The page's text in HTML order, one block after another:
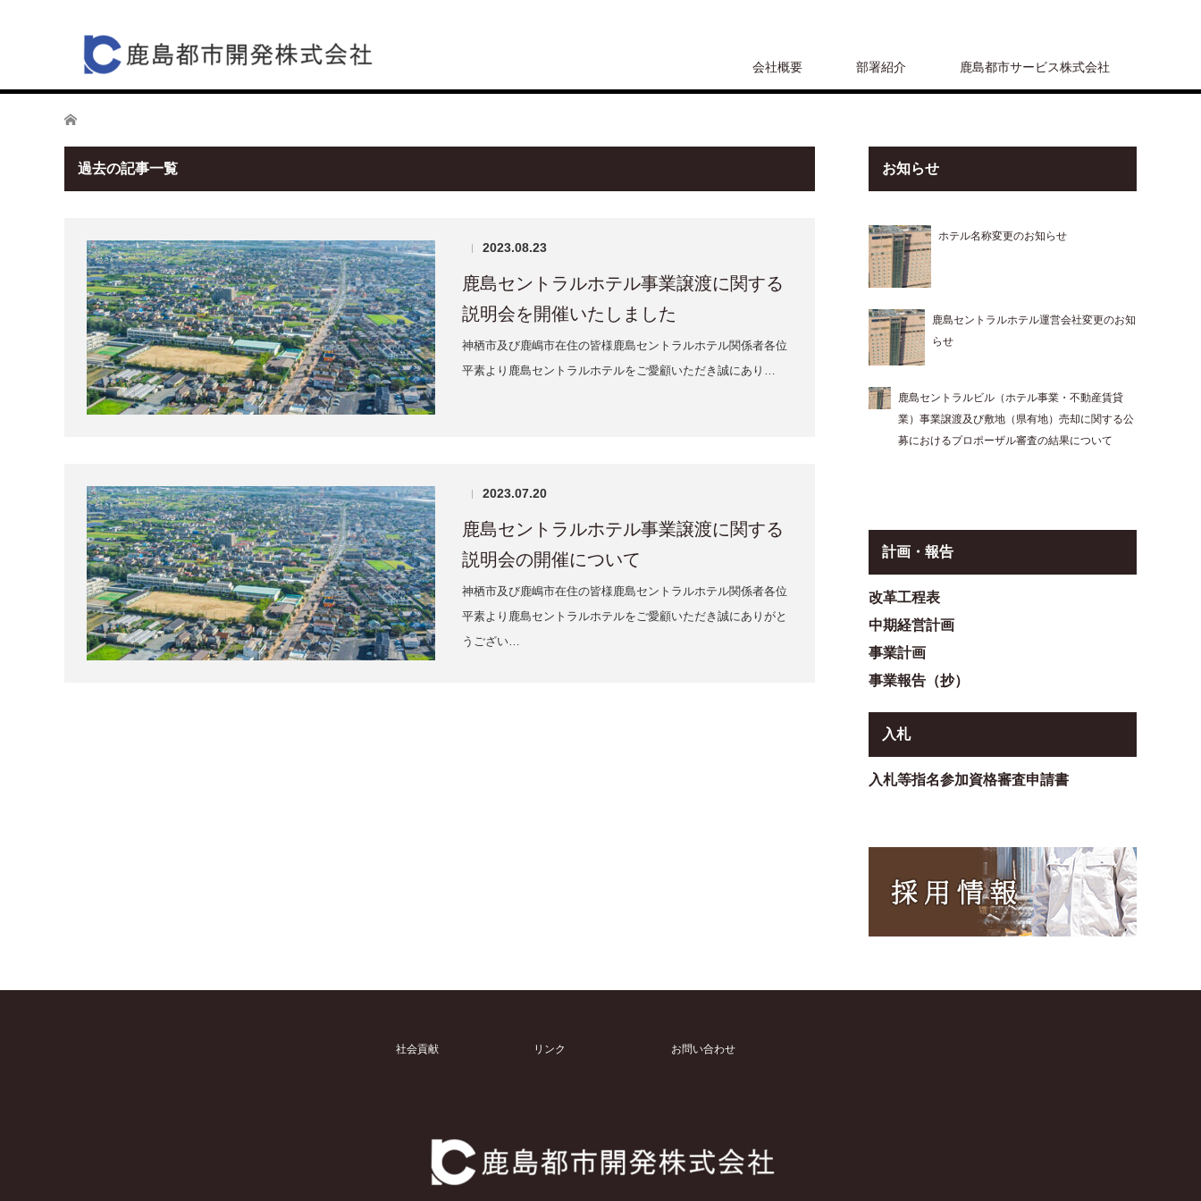
会社概要 部署紹介 鹿島都市サービス株式会社
ホーム
過去の記事一覧
| 2023.08.23
鹿島セントラルホテル事業譲渡に関する
説明会を開催いたしました
神栖市及び鹿嶋市在住の皆様鹿島セントラルホテル関係者各位
平素より鹿島セントラルホテルをご愛顧いただき誠にあり…
| 2023.07.20
鹿島セントラルホテル事業譲渡に関する
説明会の開催について
神栖市及び鹿嶋市在住の皆様鹿島セントラルホテル関係者各位
平素より鹿島セントラルホテルをご愛顧いただき誠にありがと
うござい…
お知らせ
ホテル名称変更のお知らせ
鹿島セントラルホテル運営会社変更のお知
らせ
鹿島セントラルビル（ホテル事業・不動産賃貸
業）事業譲渡及び敷地（県有地）売却に関する公
募におけるプロポーザル審査の結果について
計画・報告
改革工程表
中期経営計画
事業計画
事業報告（抄）
入札
入札等指名参加資格審査申請書
社会貢献 リンク お問い合わせ